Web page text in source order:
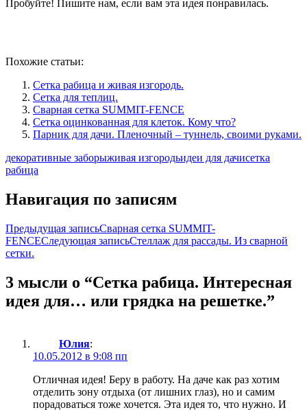
Пробуйте! Пишите нам, если вам эта идея понравилась.
Похожие статьи:
Сетка рабица и живая изгородь.
Сетка для теплиц.
Сварная сетка SUMMIT-FENCE
Сетка оцинкованная для клеток. Кому что?
Парник для дачи. Пленочный – туннель, своими руками.
декоративные заборыживая изгородьидеи для дачисетка
рабица
Навигация по записям
Предыдущая записьСварная сетка SUMMIT-
FENCEСледующая записьСтеллаж для рассады. Из сварной
сетки.
3 мысли о “Сетка рабица. Интересная
идея для… или грядка на решетке.”
Юлия:
10.05.2012 в 9:08 пп
Отличная идея! Беру в работу. На даче как раз хотим
отделить зону отдыха (от лишних глаз), но и самим
порадоваться тоже хочется. Эта идея то, что нужно. И